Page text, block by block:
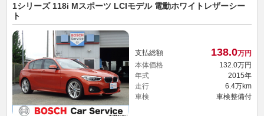
1シリーズ 118i Mスポーツ LCIモデル 電動ホワイトレザーシー
ト
支払総額 138.0万円
本体価格
132. 0万円
年式
2015年
走行
6.4万km
車検
車検整備付